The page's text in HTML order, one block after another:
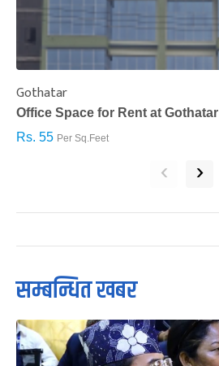
Gothatar
Office Space for Rent at Gothatar
Rs. 55 Per Sq.Feet
‹ ›
सम्बन्धित खबर